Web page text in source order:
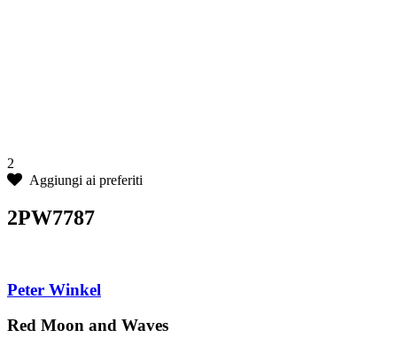
2
Aggiungi ai preferiti
2PW7787
Peter Winkel
Red Moon and Waves